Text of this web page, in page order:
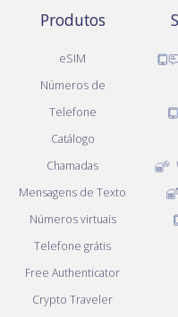
Produtos
eSIM
Números de
Telefone
Catálogo
Chamadas
Mensagens de Texto
Números virtuais
Telefone grátis
Free Authenticator
Crypto Traveler